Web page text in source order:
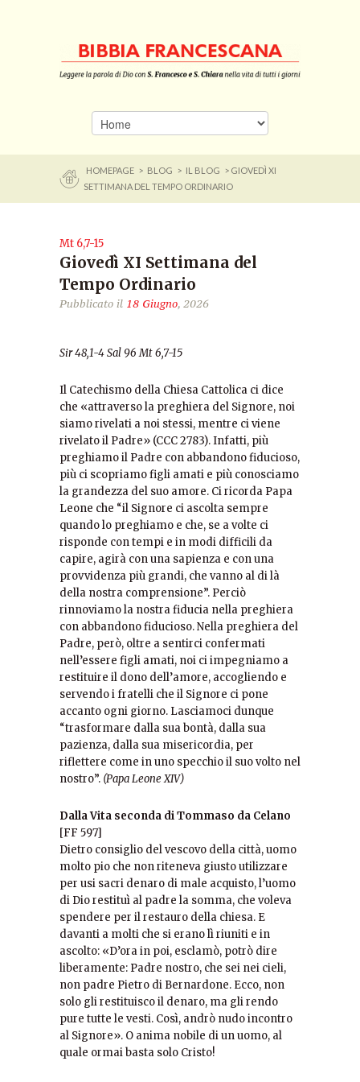
HOMEPAGE > BLOG > IL BLOG
> GIOVEDÌ XI
SETTIMANA DEL TEMPO ORDINARIO
Mt 6,7-15
Giovedì XI Settimana del
Tempo Ordinario
Pubblicato il 18 Giugno, 2026
Sir 48,1-4 Sal 96 Mt 6,7-15
Il Catechismo della Chiesa Cattolica ci dice
che «attraverso la preghiera del Signore, noi
siamo rivelati a noi stessi, mentre ci viene
rivelato il Padre» (CCC 2783). Infatti, più
preghiamo il Padre con abbandono fiducioso,
più ci scopriamo figli amati e più conosciamo
la grandezza del suo amore. Ci ricorda Papa
Leone che “il Signore ci ascolta sempre
quando lo preghiamo e che, se a volte ci
risponde con tempi e in modi difficili da
capire, agirà con una sapienza e con una
provvidenza più grandi, che vanno al di là
della nostra comprensione”. Perciò
rinnoviamo la nostra fiducia nella preghiera
con abbandono fiducioso. Nella preghiera del
Padre, però, oltre a sentirci confermati
nell’essere figli amati, noi ci impegniamo a
restituire il dono dell’amore, accogliendo e
servendo i fratelli che il Signore ci pone
accanto ogni giorno. Lasciamoci dunque
“trasformare dalla sua bontà, dalla sua
pazienza, dalla sua misericordia, per
riflettere come in uno specchio il suo volto nel
nostro”. (Papa Leone XIV)
Dalla Vita seconda di Tommaso da Celano
[FF 597]
Dietro consiglio del vescovo della città, uomo
molto pio che non riteneva giusto utilizzare
per usi sacri denaro di male acquisto, l’uomo
di Dio restituì al padre la somma, che voleva
spendere per il restauro della chiesa. E
davanti a molti che si erano lì riuniti e in
ascolto: «D’ora in poi, esclamò, potrò dire
liberamente: Padre nostro, che sei nei cieli,
non padre Pietro di Bernardone. Ecco, non
solo gli restituisco il denaro, ma gli rendo
pure tutte le vesti. Così, andrò nudo incontro
al Signore». O anima nobile di un uomo, al
quale ormai basta solo Cristo!